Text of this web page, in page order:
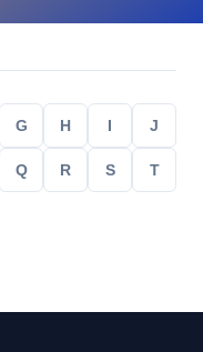
G H I J
Q R S T